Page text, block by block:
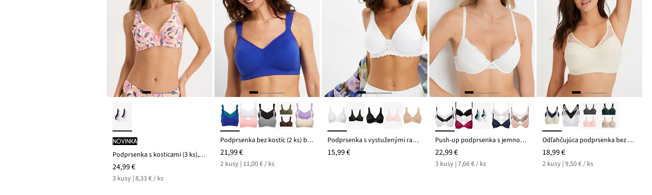
novinka
Podprsenka s kosticami (3 ks), s bavlnou
24,99 €
3 kusy | 8,33 € / ks
Podprsenka bez kostíc (2 ks) bio bavlna
21,99 €
2 kusy | 11,00 € / ks
Podprsenka s vystuženými ramienkami
15,99 €
Push-up podprsenka s jemnou čipkou (3 ks)
22,99 €
3 kusy | 7,66 € / ks
Odľahčujúca podprsenka bez kostíc s vystuženými ramienkami (2 ks)
18,99 €
2 kusy | 9,50 € / ks